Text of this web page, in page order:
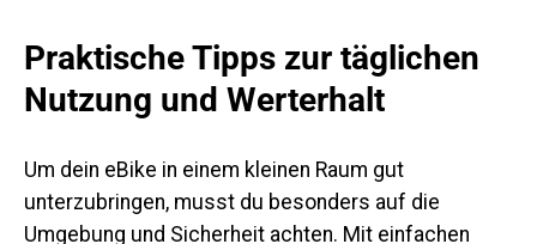
Praktische Tipps zur täglichen
Nutzung und Werterhalt
Um dein eBike in einem kleinen Raum gut
unterzubringen, musst du besonders auf die
Umgebung und Sicherheit achten. Mit einfachen